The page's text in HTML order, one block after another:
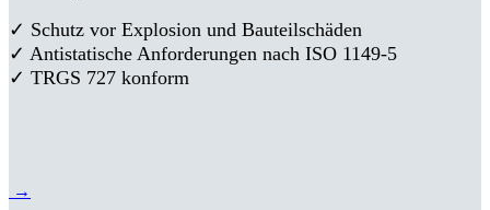
✓ Schutz vor Explosion und Bauteilschäden
✓ Antistatische Anforderungen nach ISO 1149-5
✓ TRGS 727 konform
→